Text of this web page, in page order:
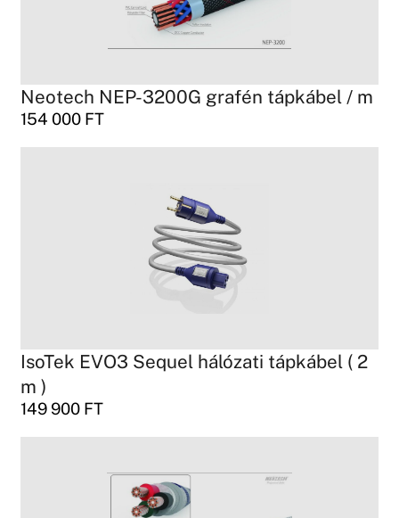
Neotech NEP-3200G grafén tápkábel / m
154 000 FT
IsoTek EVO3 Sequel hálózati tápkábel ( 2
m )
149 900 FT